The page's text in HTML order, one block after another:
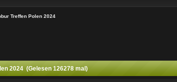
Treffen Polen 2024
2024 (Gelesen 126278 mal)